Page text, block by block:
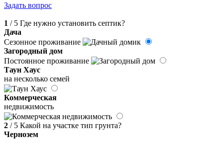
Задать вопрос
1 / 5 Где нужно установить септик?
Дача
Сезонное проживание
Загородный дом
Постоянное проживание
Таун Хаус
на несколько семей
Коммерческая
недвижимость
2 / 5 Какой на участке тип грунта?
Чернозем